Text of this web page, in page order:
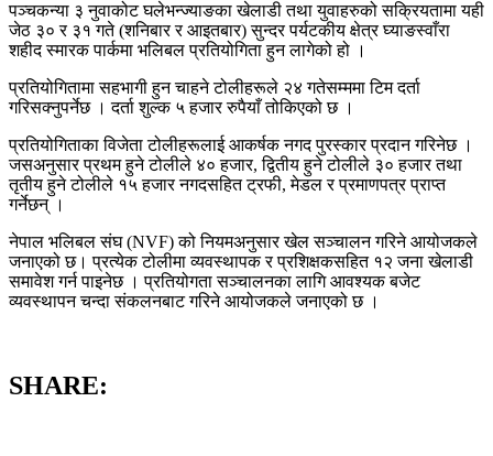
पञ्चकन्या ३ नुवाकोट घलेभन्ज्याङका खेलाडी तथा युवाहरुको सक्रियतामा यही
जेठ ३० र ३१ गते (शनिबार र आइतबार) सुन्दर पर्यटकीय क्षेत्र घ्याङस्वाँरा
शहीद स्मारक पार्कमा भलिबल प्रतियोगिता हुन लागेको हो ।
प्रतियोगितामा सहभागी हुन चाहने टोलीहरूले २४ गतेसम्ममा टिम दर्ता
गरिसक्नुपर्नेछ । दर्ता शुल्क ५ हजार रुपैयाँ तोकिएको छ ।
प्रतियोगिताका विजेता टोलीहरूलाई आकर्षक नगद पुरस्कार प्रदान गरिनेछ ।
जसअनुसार प्रथम हुने टोलीले ४० हजार, द्वितीय हुने टोलीले ३० हजार तथा
तृतीय हुने टोलीले १५ हजार नगदसहित ट्रफी, मेडल र प्रमाणपत्र प्राप्त
गर्नेछन् ।
नेपाल भलिबल संघ (NVF) को नियमअनुसार खेल सञ्चालन गरिने आयोजकले
जनाएको छ। प्रत्येक टोलीमा व्यवस्थापक र प्रशिक्षकसहित १२ जना खेलाडी
समावेश गर्न पाइनेछ । प्रतियोगता सञ्चालनका लागि आवश्यक बजेट
व्यवस्थापन चन्दा संकलनबाट गरिने आयोजकले जनाएको छ ।
SHARE: